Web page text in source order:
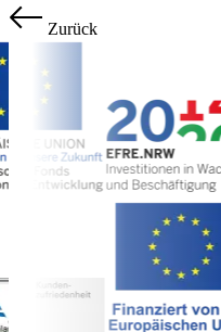
Zurück